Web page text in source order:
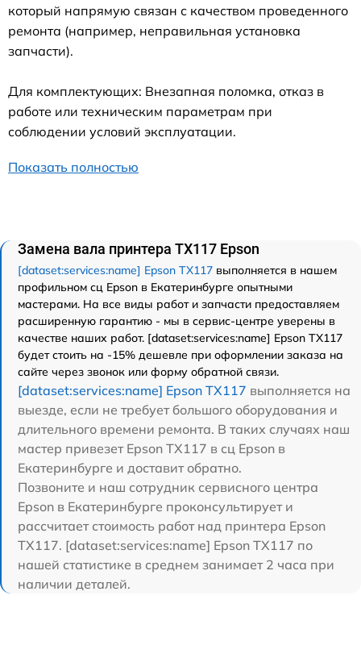
который напрямую связан с качеством проведенного
ремонта (например, неправильная установка
запчасти).
Для комплектующих: Внезапная поломка, отказ в
работе или техническим параметрам при
соблюдении условий эксплуатации.
Показать полностью
Замена вала принтера TX117 Epson
[dataset:services:name] Epson TX117 выполняется в нашем
профильном сц Epson в Екатеринбурге опытными
мастерами. На все виды работ и запчасти предоставляем
расширенную гарантию - мы в сервис-центре уверены в
качестве наших работ. [dataset:services:name] Epson TX117
будет стоить на -15% дешевле при оформлении заказа на
сайте через звонок или форму обратной связи.
[dataset:services:name] Epson TX117 выполняется на
выезде, если не требует большого оборудования и
длительного времени ремонта. В таких случаях наш
мастер привезет Epson TX117 в сц Epson в
Екатеринбурге и доставит обратно.
Позвоните и наш сотрудник сервисного центра
Epson в Екатеринбурге проконсультирует и
рассчитает стоимость работ над принтера Epson
TX117. [dataset:services:name] Epson TX117 по
нашей статистике в среднем занимает 2 часа при
наличии деталей.